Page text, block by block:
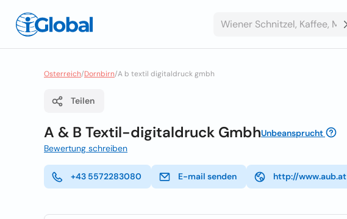
Osterreich/Dornbirn/A b textil digitaldruck gmbh
Teilen
A & B Textil-digitaldruck GmbhUnbeansprucht
Bewertung schreiben
+43 5572283080 E-mail senden http://www.aub.at